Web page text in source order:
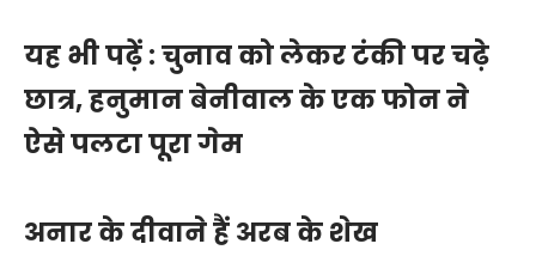
यह भी पढ़ें :चुनाव को लेकर टंकी पर चढ़े
छात्र, हनुमान बेनीवाल के एक फोन ने
ऐसे पलटा पूरा गेम
अनार के दीवाने हैं अरब के शेख